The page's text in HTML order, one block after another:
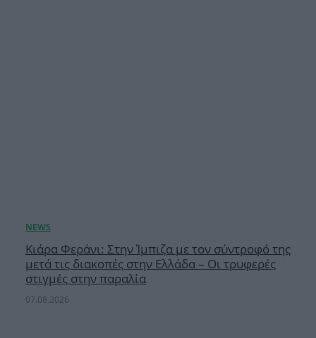
Κιάρα Φεράνι: Στην Ίμπιζα με τον σύντροφό της
μετά τις διακοπές στην Ελλάδα – Οι τρυφερές
στιγμές στην παραλία
07.08.2026